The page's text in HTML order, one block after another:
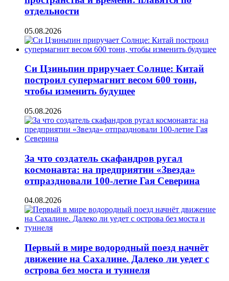
отдельности
05.08.2026
Си Цзиньпин приручает Солнце: Китай
построил супермагнит весом 600 тонн,
чтобы изменить будущее
05.08.2026
За что создатель скафандров ругал
космонавта: на предприятии «Звезда»
отпраздновали 100-летие Гая Северина
04.08.2026
Первый в мире водородный поезд начнёт
движение на Сахалине. Далеко ли уедет с
острова без моста и туннеля